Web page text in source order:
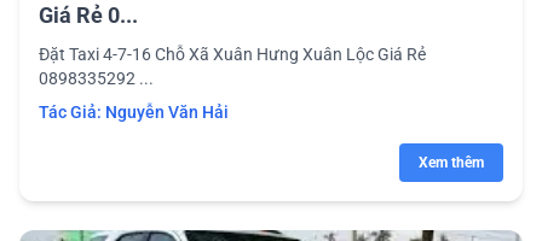
Giá Rẻ 0...
Đặt Taxi 4-7-16 Chỗ Xã Xuân Hưng Xuân Lộc Giá Rẻ
0898335292 ...
Tác Giả: Nguyễn Văn Hải
Xem thêm